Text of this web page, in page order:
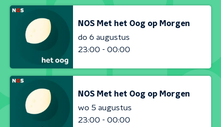
NOS Met het Oog op Morgen
do 6 augustus
23:00 - 00:00
NOS Met het Oog op Morgen
wo 5 augustus
23:00 - 00:00